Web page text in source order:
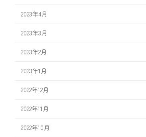
2023年4月
2023年3月
2023年2月
2023年1月
2022年12月
2022年11月
2022年10月